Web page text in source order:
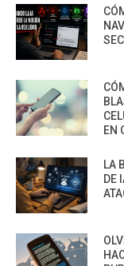
EN
LA
DE